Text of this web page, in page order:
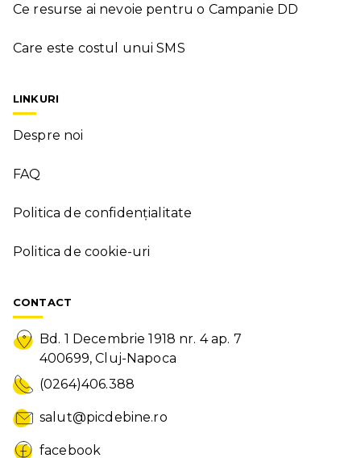
Ce resurse ai nevoie pentru o Campanie DD
Care este costul unui SMS
LINKURI
Despre noi
FAQ
Politica de confidențialitate
Politica de cookie-uri
CONTACT
Bd. 1 Decembrie 1918 nr. 4 ap. 7
400699, Cluj-Napoca
(0264)406.388
salut@picdebine.ro
facebook